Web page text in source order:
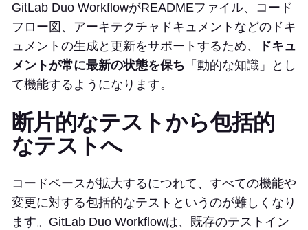
GitLab Duo WorkflowがREADMEファイル、コード
フロー図、アーキテクチャドキュメントなどのドキ
ュメントの生成と更新をサポートするため、
ドキュ
メントが常に最新の状態を保ち 「動的な知識」とし
て機能するようになります。
断片的なテストから包括的
なテストへ
コードベースが拡大するにつれて、すべての機能や
変更に対する包括的なテストというのが難しくなり
ます。GitLab Duo Workflowは、既存のテストイン